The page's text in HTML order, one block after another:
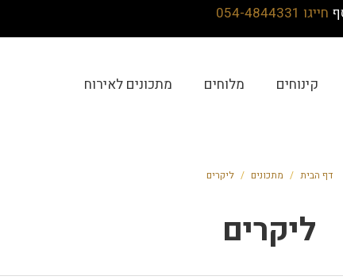
חייגו 054-4844331
קינוחים מלוחים מתכונים לאירוח
דף הבית / מתכונים / ליקרים
ליקרים